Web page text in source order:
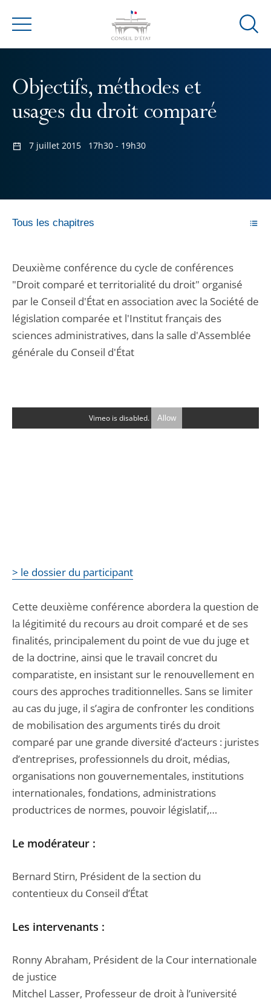
Menu
Ouvrir
Objectifs, méthodes et
usages du droit comparé
7 juillet 2015 17h30 - 19h30
Tous les chapitres
Deuxième conférence du cycle de conférences
"Droit comparé et territorialité du droit" organisé
par le Conseil d'État en association avec la Société de
législation comparée et l'Institut français des
sciences administratives, dans la salle d'Assemblée
générale du Conseil d'État
Vimeo is disabled. Allow
> le dossier du participant
Cette deuxième conférence abordera la question de
la légitimité du recours au droit comparé et de ses
finalités, principalement du point de vue du juge et
de la doctrine, ainsi que le travail concret du
comparatiste, en insistant sur le renouvellement en
cours des approches traditionnelles. Sans se limiter
au cas du juge, il s’agira de confronter les conditions
de mobilisation des arguments tirés du droit
comparé par une grande diversité d’acteurs : juristes
d’entreprises, professionnels du droit, médias,
organisations non gouvernementales, institutions
internationales, fondations, administrations
productrices de normes, pouvoir législatif,…
Le modérateur :
Bernard Stirn, Président de la section du
contentieux du Conseil d’État
Les intervenants :
Ronny Abraham, Président de la Cour internationale
de justice
Mitchel Lasser, Professeur de droit à l’université